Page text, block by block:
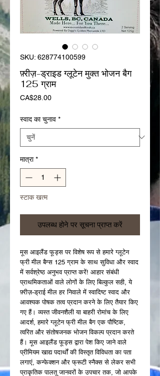
SKU: 628774100599
फ़्रीज़-ड्राइड ग्लूटेन मुक्त भोजन बैग
125 ग्राम
CA$28.00मूल्य
स्वाद का चुनाव *
मात्रा *
स्टाक खत्म
उपलब्ध होने पर सूचना प्राप्त करें
मूस आइलैंड फूड्स पर विशेष रूप से हमारे ग्लूटेन
फ्री मील बैग्स 125 ग्राम के साथ सुविधा और स्वाद
में सर्वश्रेष्ठ अनुभव प्राप्त करें! आहार संबंधी
प्राथमिकताओं वाले लोगों के लिए बिल्कुल सही, ये
फ़्रीज़-ड्राई मील हर निवाले में स्वादिष्ट स्वाद और
आवश्यक पोषक तत्व प्रदान करने के लिए तैयार किए
गए हैं। व्यस्त जीवनशैली या बाहरी रोमांच के लिए
आदर्श, हमारे ग्लूटेन फ्री मील बैग एक पौष्टिक,
त्वरित और संतोषजनक भोजन विकल्प प्रदान करते
हैं। मूस आइलैंड फूड्स द्वारा पेश किए जाने वाले
प्रीमियम खाद्य पदार्थों की विस्तृत विविधता का पता
लगाएं, कन्फेक्शन और फ्रूटी स्नैक्स से लेकर सभी
प्राकृतिक पालतू जानवरों के उपचार तक, जो आपके